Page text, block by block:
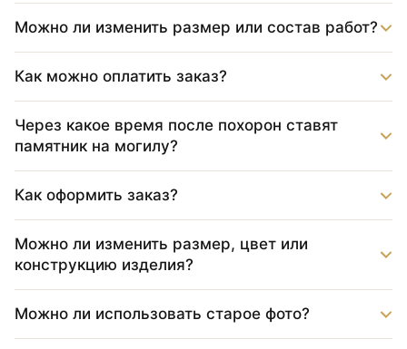
Можно ли изменить размер или состав работ?
Как можно оплатить заказ?
Через какое время после похорон ставят
памятник на могилу?
Как оформить заказ?
Можно ли изменить размер, цвет или
конструкцию изделия?
Можно ли использовать старое фото?